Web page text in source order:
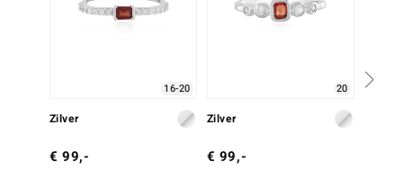
16-20
Zilver
€ 99,-
20
Zilver
€ 99,-